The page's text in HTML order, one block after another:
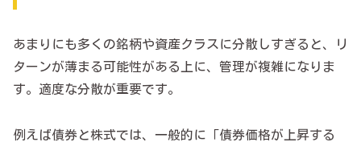
あまりにも多くの銘柄や資産クラスに分散しすぎると、リ
ターンが薄まる可能性がある上に、管理が複雑になりま
す。適度な分散が重要です。
例えば債券と株式では、一般的に「債券価格が上昇する